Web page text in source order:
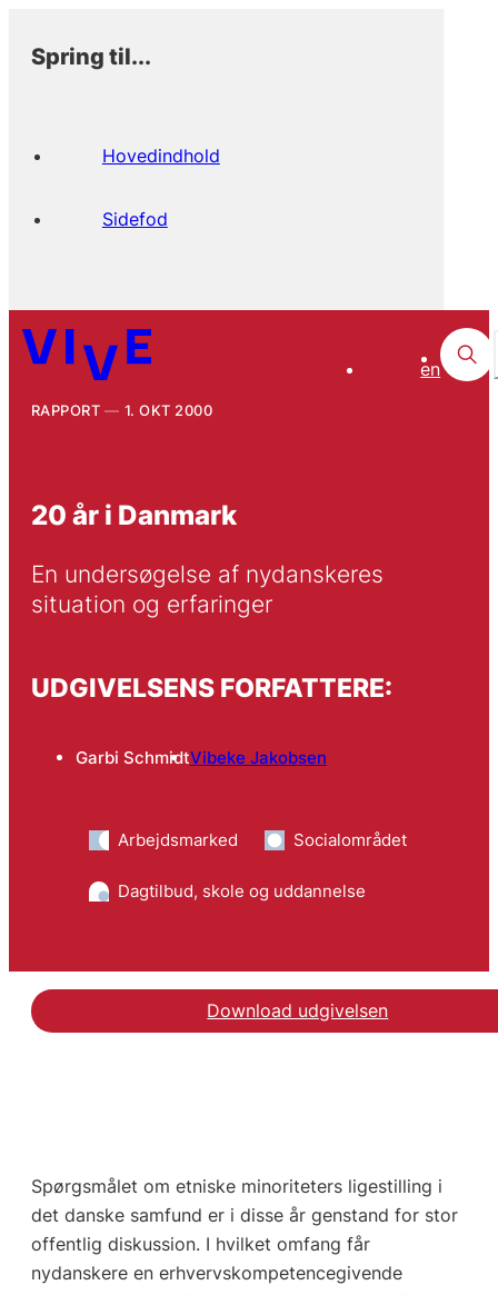
Spring til...
Hovedindhold
Sidefod
en
RAPPORT 1. OKT 2000
20 år i Danmark
En undersøgelse af nydanskeres
situation og erfaringer
UDGIVELSENS FORFATTERE:
Garbi SchmidtVibeke Jakobsen
Arbejdsmarked Socialområdet
Dagtilbud, skole og uddannelse
Download udgivelsen
Spørgsmålet om etniske minoriteters ligestilling i
det danske samfund er i disse år genstand for stor
offentlig diskussion. I hvilket omfang får
nydanskere en erhvervskompetencegivende